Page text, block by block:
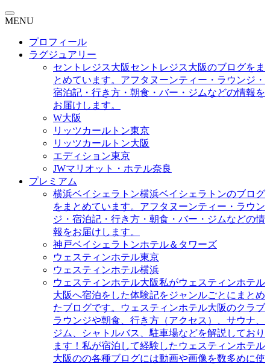
MENU
プロフィール
ラグジュアリー
セントレジス大阪セントレジス大阪のブログをま
とめています。アフタヌーンティー・ラウンジ・
宿泊記・行き方・朝食・バー・ジムなどの情報を
お届けします。
W大阪
リッツカールトン東京
リッツカールトン大阪
エディション東京
JWマリオット・ホテル奈良
プレミアム
横浜ベイシェラトン横浜ベイシェラトンのブログ
をまとめています。アフタヌーンティー・ラウン
ジ・宿泊記・行き方・朝食・バー・ジムなどの情
報をお届けします。
神戸ベイシェラトンホテル＆タワーズ
ウェスティンホテル東京
ウェスティンホテル横浜
ウェスティンホテル大阪私がウェスティンホテル
大阪へ宿泊をした体験記をジャンルごとにまとめ
たブログです。ウェスティンホテル大阪のクラブ
ラウンジや朝食、行き方（アクセス）、サウナ、
ジム、シャトルバス、駐車場などを解説しており
ます！私が宿泊して経験したウェスティンホテル
大阪のの各種ブログには動画や画像を数多めに使